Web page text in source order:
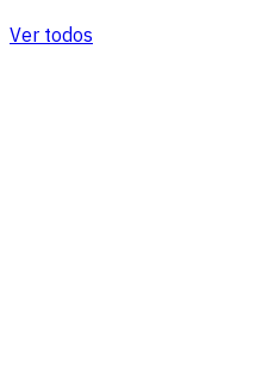
Ver todos